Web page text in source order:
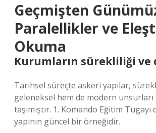
Geçmişten
Paralellikler ve
Okuma
Kurumların sürekliliği ve
Tarihsel süreçte askeri yapılar,
geleneksel hem de modern
taşımıştır. 1. Komando Eğitim Tugayı
yapının güncel bir örneğidir.